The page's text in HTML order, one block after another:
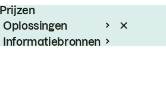
Prijzen
Oplossingen
Informatiebronnen